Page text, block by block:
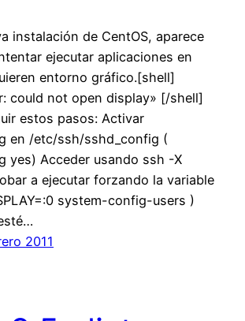
instalación de CentOS, aparece
ejecutar aplicaciones en
entorno gráfico.[shell]
could not open display» [/shell]
estos pasos: Activar
en /etc/ssh/sshd_config (
yes) Acceder usando ssh -X
a ejecutar forzando la variable
system-config-users )
2011